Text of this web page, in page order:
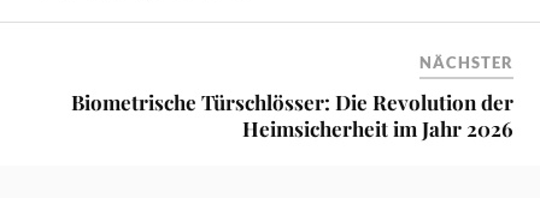
NÄCHSTER
Biometrische Türschlösser: Die Revolution der
Heimsicherheit im Jahr 2026